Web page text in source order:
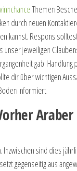
Themen
durch neuen
kannst. Respons
jeweiligen
gab. Handlung
dir über wichtigen
Informiert.
sind dies
gegenseitig aus